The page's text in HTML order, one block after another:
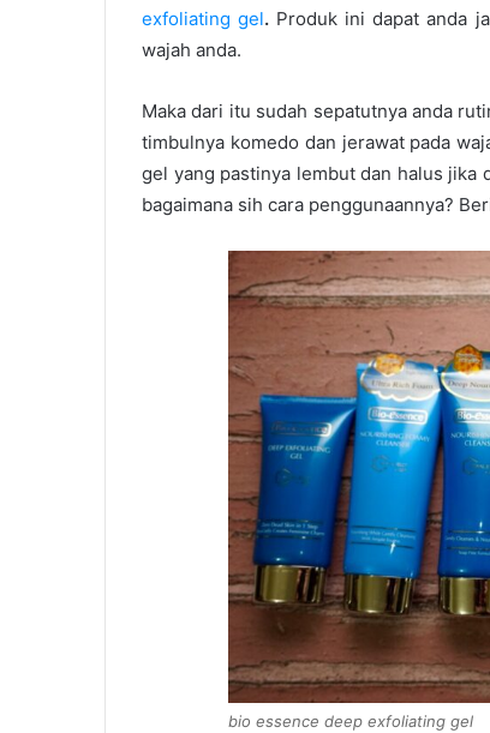
exfoliating gel. Produk ini dapat anda
wajah anda.
Maka dari itu sudah sepatutnya anda
timbulnya komedo dan jerawat pada
gel yang pastinya lembut dan halus jika
bagaimana sih cara penggunaannya?
bio essence deep exfoliating gel